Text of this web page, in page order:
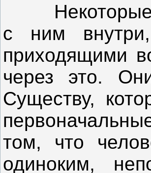
Некоторые
с ним
приходящими
через это.
Существу,
том, что
одиноким,